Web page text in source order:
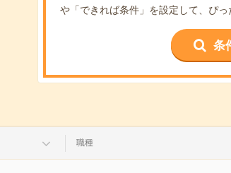
や「できれば条件」を設定して、ぴ
条
職種